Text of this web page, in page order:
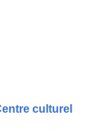
culturel